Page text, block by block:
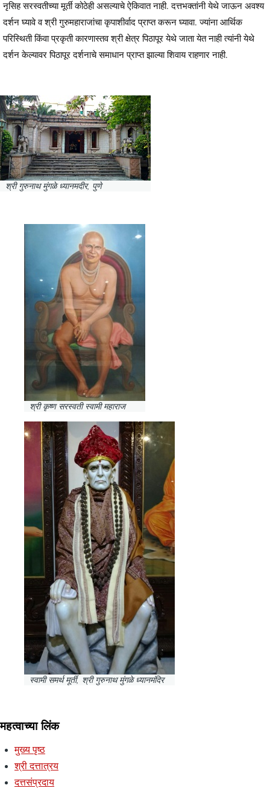
नृसिह सरस्वतीच्या मूर्ती कोठेही असल्याचे ऐकिवात नाही. दत्तभक्तांनी येथे जाऊन अवश्य
दर्शन घ्यावे व श्री गुरुमहाराजांचा कृपाशीर्वाद प्राप्त करून घ्यावा. ज्यांना आर्थिक
परिस्थिती किंवा प्रकृती कारणास्तव श्री क्षेत्र पिठापूर येथे जाता येत नाही त्यांनी येथे
दर्शन केल्यावर पिठापूर दर्शनाचे समाधान प्राप्त झाल्या शिवाय राहणार नाही.
श्री गुरुनाथ मुंगळे ध्यानमदीर, पुणे
श्री कृष्ण सरस्वती स्वामी महाराज
स्वामी समर्थ मूर्ती, श्री गुरुनाथ मुंगळे ध्यानमंदिर
महत्वाच्या लिंक
मुख्य पृष्ठ
श्री दत्तात्रय
दत्तसंप्रदाय